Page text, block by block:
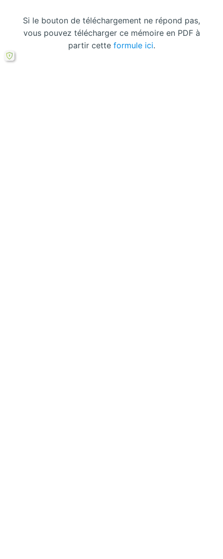
Si le bouton de téléchargement ne répond pas,
vous pouvez télécharger ce mémoire en PDF à
partir cette formule ici.